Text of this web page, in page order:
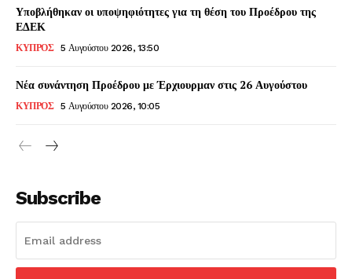
Υποβλήθηκαν οι υποψηφιότητες για τη θέση του Προέδρου της
ΕΔΕΚ
ΚΥΠΡΟΣ 5 Αυγούστου 2026, 13:50
Νέα συνάντηση Προέδρου με Έρχιουρμαν στις 26 Αυγούστου
ΚΥΠΡΟΣ 5 Αυγούστου 2026, 10:05
Subscribe